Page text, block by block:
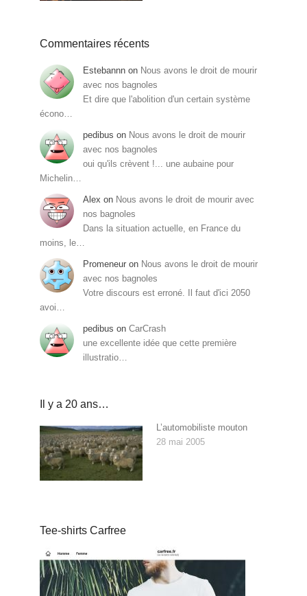
Commentaires récents
Estebannn on Nous avons le droit de mourir
avec nos bagnoles
Et dire que l'abolition d'un certain système
écono…
pedibus on Nous avons le droit de mourir
avec nos bagnoles
oui qu'ils crèvent !... une aubaine pour
Michelin…
Alex on Nous avons le droit de mourir avec
nos bagnoles
Dans la situation actuelle, en France du
moins, le…
Promeneur on Nous avons le droit de mourir
avec nos bagnoles
Votre discours est erroné. Il faut d'ici 2050
avoi…
pedibus on CarCrash
une excellente idée que cette première
illustratio…
Il y a 20 ans…
L’automobiliste mouton
28 mai 2005
Tee-shirts Carfree